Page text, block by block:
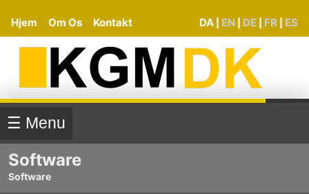
Hjem Om Os Kontakt DA EN DE FR ES
☰ Menu
Software
Software